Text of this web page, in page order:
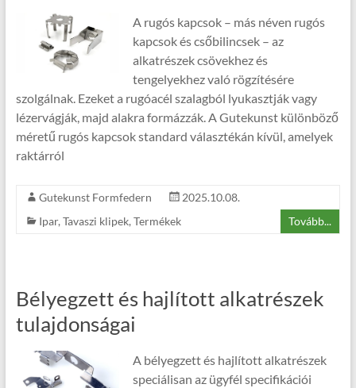
A rugós kapcsok – más néven rugós
kapcsok és csőbilincsek – az
alkatrészek csövekhez és
tengelyekhez való rögzítésére
szolgálnak. Ezeket a rugóacél szalagból lyukasztják vagy
lézervágják, majd alakra formázzák. A Gutekunst különböző
méretű rugós kapcsok standard választékán kívül, amelyek
raktárról
Gutekunst Formfedern
2025.10.08.
Ipar, Tavaszi klipek, Termékek Tovább...
Bélyegzett és hajlított alkatrészek
tulajdonságai
A bélyegzett és hajlított alkatrészek
speciálisan az ügyfél specifikációi